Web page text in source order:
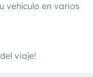
vehículo en varios
viaje!